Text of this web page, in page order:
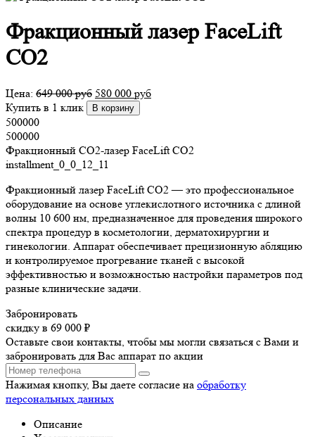
Фракционный лазер FaceLift
CO2
Цена: 649 000руб 580 000 руб
Купить в 1 клик
В корзину
500000
500000
Фракционный СО2-лазер FaceLift CO2
installment_0_0_12_11
Фракционный лазер FaceLift CO2 — это профессиональное
оборудование на основе углекислотного источника с длиной
волны 10 600 нм, предназначенное для проведения широкого
спектра процедур в косметологии, дерматохирургии и
гинекологии. Аппарат обеспечивает прецизионную абляцию
и контролируемое прогревание тканей с высокой
эффективностью и возможностью настройки параметров под
разные клинические задачи.
Забронировать
скидку в 69 000 ₽
Оставьте свои контакты, чтобы мы могли связаться с Вами и
забронировать для Вас аппарат по акции
Нажимая кнопку, Вы даете согласие на обработку
персональных данных
Описание